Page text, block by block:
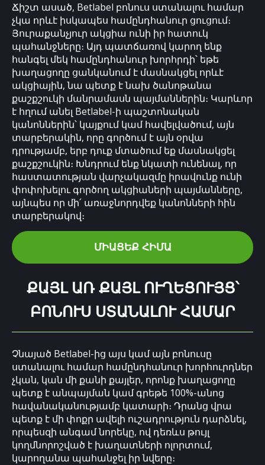
Ճիշտ ասած, Betlabel բոնուս ստանալու համար
չկա որևէ իսկապես համընդհանուր ցուցում։
Յուրաքանչյուր ակցիա ունի իր հատուկ
պահանջները։ Այդ պատճառով կարող ենք
հանգել մեկ համընդհանուր խորհրդի՝ եթե
խաղացողը ցանկանում է մասնակցել որևէ
ակցիային, նա պետք է նախ ծանոթանա
քաշքշուկի մանրամասն պայմաններին։ Կարևոր
է հղում անել Betlabel-ի պաշտոնական
կանոններին՝ կայքում կամ հավելվածում, այն
տարբերակին, որը գործում է այն օրվա
դրությամբ, երբ դուք մտածում եք մասնակցել
քաշքշուկին։ Խնդրում ենք նկատի ունենալ, որ
հաստատության վարչակազմը իրավունք ունի
փոփոխելու գործող ակցիաների պայմանները,
այնպես որ մի՛ առաջնորդվեք կանոնների հին
տարբերակով։
ՄԻԱՑԵՔ ՀԻՄԱ
ՔԱՅԼ ԱՌ ՔԱՅԼ ՈՒՂԵՑՈՒՅՑ՝
ԲՈՆՈՒՍ ՍՏԱՆԱԼՈՒ ՀԱՄԱՐ
Չնայած Betlabel-ից այս կամ այն բոնուսը
ստանալու համար համընդհանուր խորհուրդներ
չկան, կան մի քանի քայլեր, որոնք խաղացողը
պետք է անպայման կամ գրեթե 100%-անոց
հավանականությամբ կատարի։ Դրանց վրա
պետք է մի փոքր ավելի ուշադրություն դարձնել,
որպեսզի անգամ նորեկը, ով դեռևս թույլ
կողմնորոշված է խաղատների ոլորտում,
կարողանա պահանջել իր նվերը։